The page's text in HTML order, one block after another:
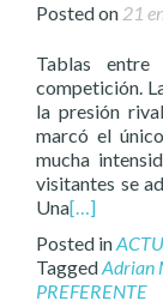
Posted on 21
Tablas
competición.
la presión
marcó el
mucha
visitantes se
Una[…]
Posted in
TaggedAdrian
PREFERENTE